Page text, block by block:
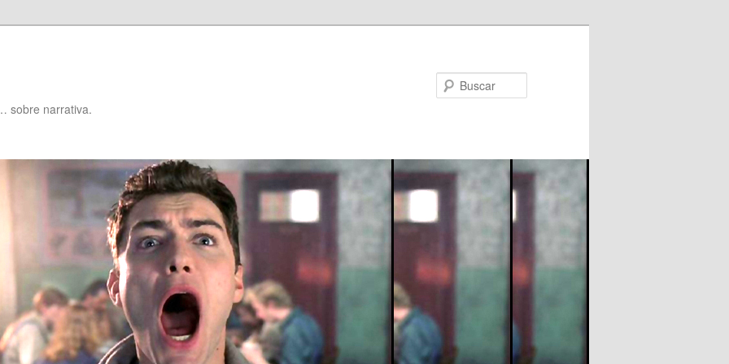
sobre narrativa.